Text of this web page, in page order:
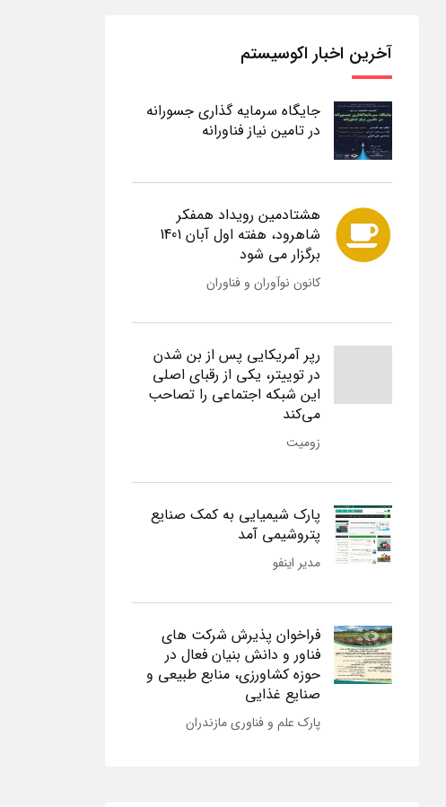
آخرین اخبار اکوسیستم
جایگاه سرمایه گذاری جسورانه
در تامین نیاز فناورانه
هشتادمین رویداد همفکر
شاهرود، هفته اول آبان 1401
برگزار می شود
کانون نوآوران و فناوران
رپر آمریکایی پس از بن شدن
در توییتر، یکی از رقبای اصلی
این شبکه اجتماعی را تصاحب
می‌کند
زومیت
پارک شیمیایی به کمک صنایع
پتروشیمی آمد
مدیر اینفو
فراخوان پذیرش شرکت های
فناور و دانش بنیان فعال در
حوزه کشاورزی، منابع طبیعی و
صنایع غذایی
پارک علم و فناوری مازندران